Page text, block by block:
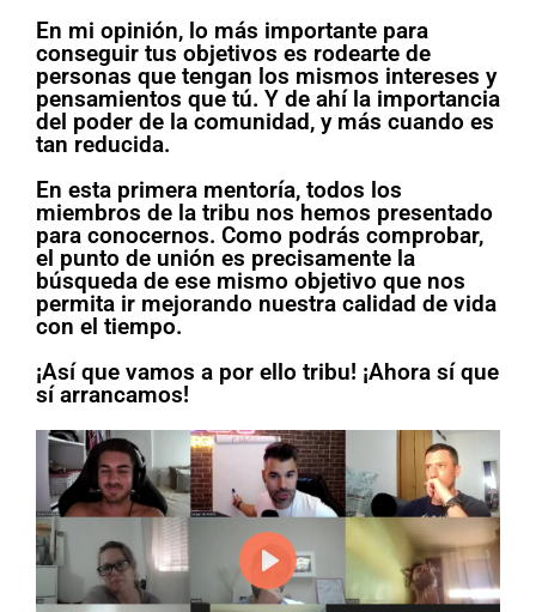
En mi opinión, lo más importante para
conseguir tus objetivos es rodearte de
personas que tengan los mismos intereses y
pensamientos que tú. Y de ahí la importancia
del poder de la comunidad, y más cuando es
tan reducida.
En esta primera mentoría, todos los
miembros de la tribu nos hemos presentado
para conocernos. Como podrás comprobar,
el punto de unión es precisamente la
búsqueda de ese mismo objetivo que nos
permita ir mejorando nuestra calidad de vida
con el tiempo.
¡Así que vamos a por ello tribu! ¡Ahora sí que
sí arrancamos!